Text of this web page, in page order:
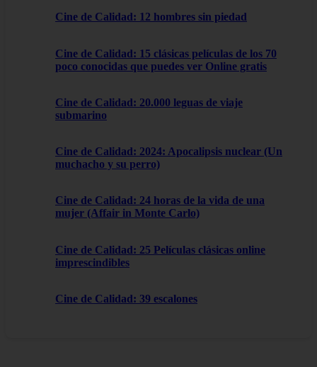
Cine de Calidad: 12 hombres sin piedad
Cine de Calidad: 15 clásicas películas de los 70
poco conocidas que puedes ver Online gratis
Cine de Calidad: 20.000 leguas de viaje
submarino
Cine de Calidad: 2024: Apocalipsis nuclear (Un
muchacho y su perro)
Cine de Calidad: 24 horas de la vida de una
mujer (Affair in Monte Carlo)
Cine de Calidad: 25 Películas clásicas online
imprescindibles
Cine de Calidad: 39 escalones